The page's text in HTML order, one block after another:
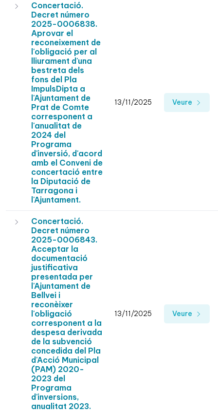
Concertació.
Decret número
2025-0006838.
Aprovar el
reconeixement de
l'obligació per al
lliurament d'una
bestreta dels
fons del Pla
ImpulsDipta a
l'Ajuntament de
Prat de Comte
corresponent a
l'anualitat de
2024 del
Programa
d'inversió, d'acord
amb el Conveni de
concertació entre
la Diputació de
Tarragona i
l'Ajuntament.
13/11/2025 Veure
Concertació.
Decret número
2025-0006843.
Acceptar la
documentació
justificativa
presentada per
l'Ajuntament de
Bellvei i
reconèixer
l'obligació
corresponent a la
despesa derivada
de la subvenció
concedida del Pla
d'Acció Municipal
(PAM) 2020-
2023 del
Programa
d'inversions,
anualitat 2023.
13/11/2025 Veure